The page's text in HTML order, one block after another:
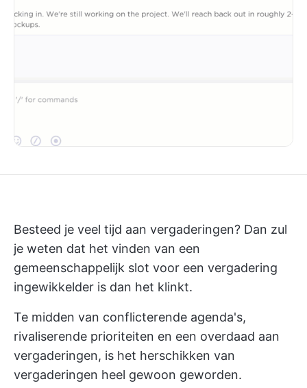
Besteed je veel tijd aan vergaderingen? Dan zul
je weten dat het vinden van een
gemeenschappelijk slot voor een vergadering
ingewikkelder is dan het klinkt.
Te midden van conflicterende agenda's,
rivaliserende prioriteiten en een overdaad aan
vergaderingen, is het herschikken van
vergaderingen heel gewoon geworden.